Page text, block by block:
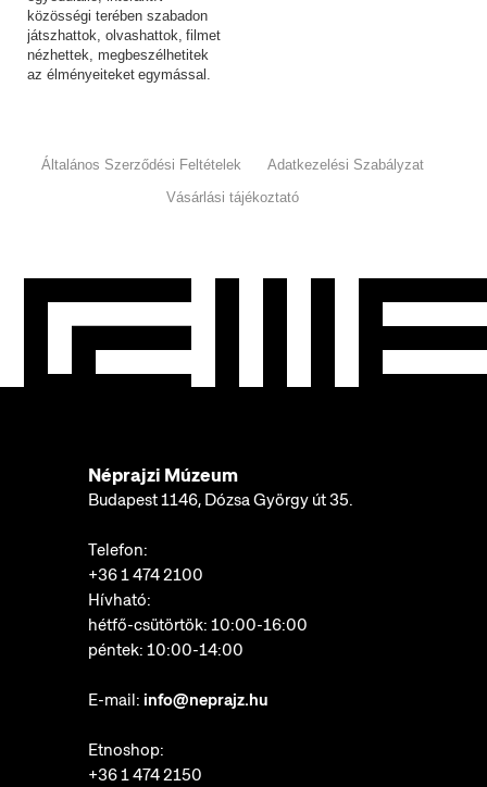
közösségi terében szabadon
játszhattok, olvashattok, filmet
nézhettek, megbeszélhetitek
az élményeiteket egymással.
Általános Szerződési Feltételek
Adatkezelési Szabályzat
Vásárlási tájékoztató
Néprajzi Múzeum
Budapest 1146, Dózsa György út 35.
Telefon:
+36 1 474 2100
Hívható:
hétfő-csütörtök: 10:00-16:00
péntek: 10:00-14:00
E-mail: info@neprajz.hu
Etnoshop:
+36 1 474 2150